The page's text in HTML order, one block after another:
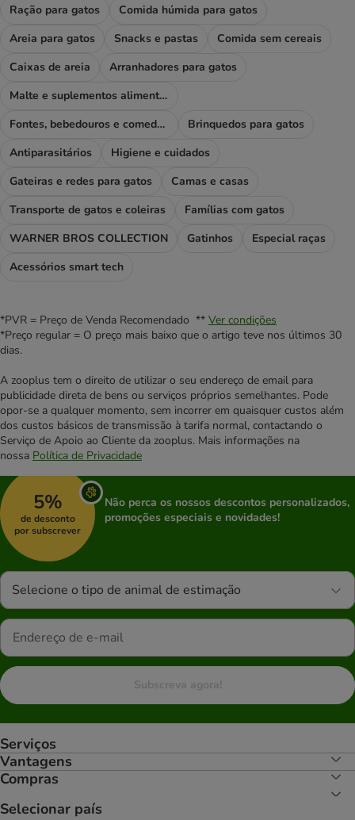
Ração para gatos
Comida húmida para gatos
Areia para gatos
Snacks e pastas
Comida sem cereais
Caixas de areia
Arranhadores para gatos
Malte e suplementos alimentares
Fontes, bebedouros e comedouros
Brinquedos para gatos
Antiparasitários
Higiene e cuidados
Gateiras e redes para gatos
Camas e casas
Transporte de gatos e coleiras
Famílias com gatos
WARNER BROS COLLECTION
Gatinhos
Especial raças
Acessórios smart tech
*PVR = Preço de Venda Recomendado ** Ver condições
*Preço regular = O preço mais baixo que o artigo teve nos últimos 30
dias.
A zooplus tem o direito de utilizar o seu endereço de email para
publicidade direta de bens ou serviços próprios semelhantes. Pode
opor-se a qualquer momento, sem incorrer em quaisquer custos além
dos custos básicos de transmissão à tarifa normal, contactando o
Serviço de Apoio ao Cliente da zooplus. Mais informações na
nossa Política de Privacidade
5%
de desconto
por subscrever
Não perca os nossos descontos personalizados,
promoções especiais e novidades!
Selecione o tipo de animal de estimação
Subscreva agora!
Serviços
Vantagens
Compras
Selecionar país